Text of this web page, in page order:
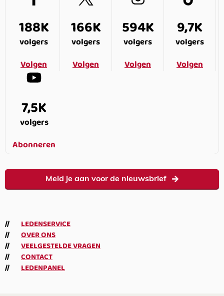
188K
volgers
Volgen
166K
volgers
Volgen
594K
volgers
Volgen
9,7K
volgers
Volgen
7,5K
volgers
Abonneren
Meld je aan voor de nieuwsbrief
LEDENSERVICE
OVER ONS
VEELGESTELDE VRAGEN
CONTACT
LEDENPANEL